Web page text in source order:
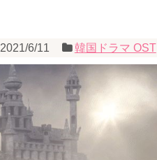
2021/6/11 韓国ドラマ OST